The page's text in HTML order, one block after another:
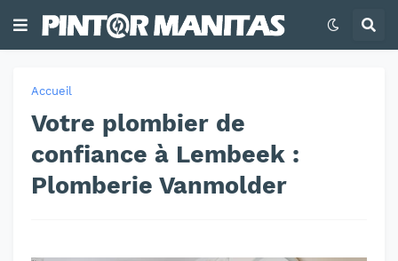
Accueil
Votre plombier de
confiance à Lembeek :
Plomberie Vanmolder